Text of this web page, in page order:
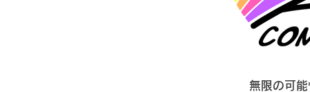
無限の可